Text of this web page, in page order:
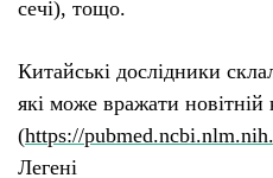
сечі), тощо.
Китайські дослідники
які може вражати новітній
(https://
Легені